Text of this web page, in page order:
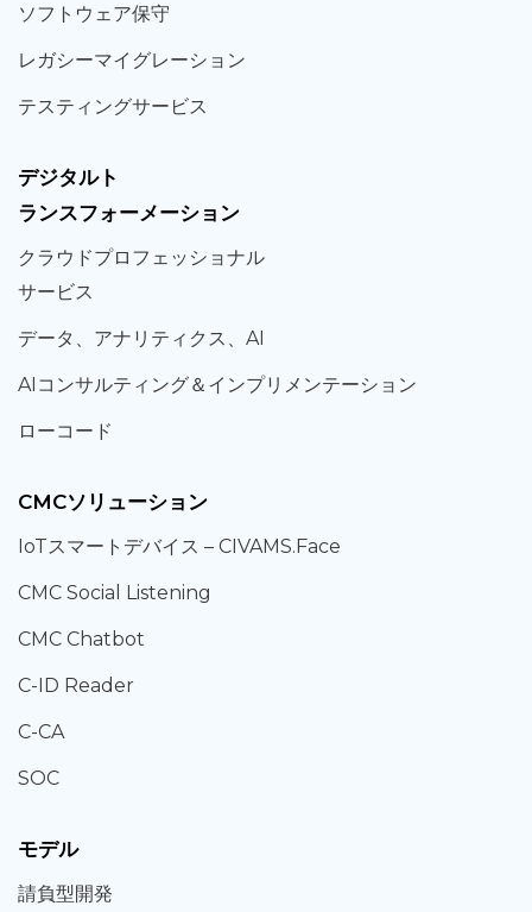
ソフト ウェア保守
レガシーマイグレーション
テスティングサービス
デジタルト
ランスフォーメーション
クラウドプロフェッショナル
サービス
データ、 アナリティクス、 AI
AIコンサルティング＆ インプリメンテーション
ローコード
CMCソリューション
IoTスマートデバイス – CIVAMS.Face
CMC Social Listening
CMC Chatbot
C-ID Reader
C-CA
SOC
モデル
請負型開発